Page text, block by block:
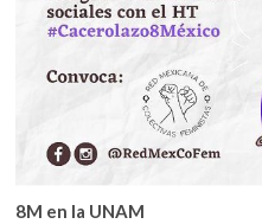
8M en la UNAM